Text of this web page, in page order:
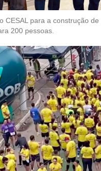
CESAL para a construção
200 pessoas.